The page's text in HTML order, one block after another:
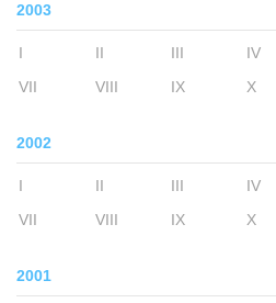
2003
I II III IV
VII
VIII IX X
2002
I II III IV
VII
VIII IX X
2001